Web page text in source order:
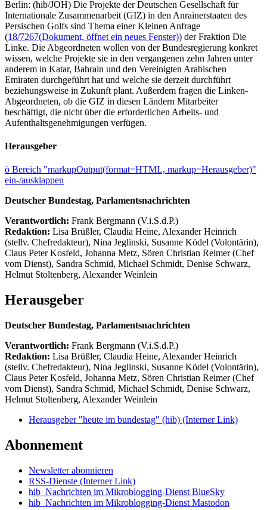
Berlin: (hib/JOH) Die Projekte der Deutschen Gesellschaft für
Internationale Zusammenarbeit (GIZ) in den Anrainerstaaten des
Persischen Golfs sind Thema einer Kleinen Anfrage
(18/7267(Dokument, öffnet ein neues Fenster)) der Fraktion Die
Linke. Die Abgeordneten wollen von der Bundesregierung konkret
wissen, welche Projekte sie in den vergangenen zehn Jahren unter
anderem in Katar, Bahrain und den Vereinigten Arabischen
Emiraten durchgeführt hat und welche sie derzeit durchführt
beziehungsweise in Zukunft plant. Außerdem fragen die Linken-
Abgeordneten, ob die GIZ in diesen Ländern Mitarbeiter
beschäftigt, die nicht über die erforderlichen Arbeits- und
Aufenthaltsgenehmigungen verfügen.
Herausgeber
ö Bereich "markupOutput(format=HTML, markup=Herausgeber)"
ein-/ausklappen
Deutscher Bundestag, Parlamentsnachrichten
Verantwortlich: Frank Bergmann (V.i.S.d.P.)
Redaktion: Lisa Brüßler, Claudia Heine, Alexander Heinrich
(stellv. Chefredakteur), Nina Jeglinski, Susanne Ködel (Volontärin),
Claus Peter Kosfeld, Johanna Metz, Sören Christian Reimer (Chef
vom Dienst), Sandra Schmid, Michael Schmidt, Denise Schwarz,
Helmut Stoltenberg, Alexander Weinlein
Herausgeber
Deutscher Bundestag, Parlamentsnachrichten
Verantwortlich: Frank Bergmann (V.i.S.d.P.)
Redaktion: Lisa Brüßler, Claudia Heine, Alexander Heinrich
(stellv. Chefredakteur), Nina Jeglinski, Susanne Ködel (Volontärin),
Claus Peter Kosfeld, Johanna Metz, Sören Christian Reimer (Chef
vom Dienst), Sandra Schmid, Michael Schmidt, Denise Schwarz,
Helmut Stoltenberg, Alexander Weinlein
Herausgeber "heute im bundestag" (hib) (Interner Link)
Abonnement
Newsletter abonnieren
RSS-Dienste (Interner Link)
hib_Nachrichten im Mikroblogging-Dienst BlueSky
hib_Nachrichten im Mikroblogging-Dienst Mastodon